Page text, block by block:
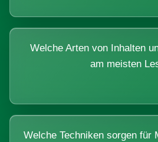
Welche Arten von Inhalten
am meisten
Welche Techniken sorgen für